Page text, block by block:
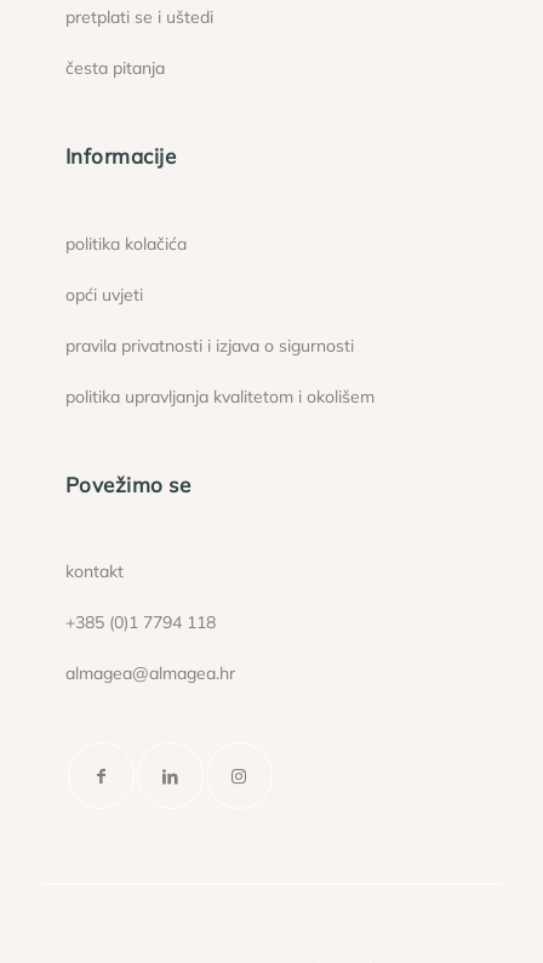
pretplati se i uštedi
česta pitanja
Informacije
politika kolačića
opći uvjeti
pravila privatnosti i izjava o sigurnosti
politika upravljanja kvalitetom i okolišem
Povežimo se
kontakt
+385 (0)1 7794 118
almagea@almagea.hr